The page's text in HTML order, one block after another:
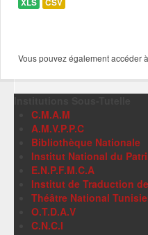
XLS CSV
Vous pouvez également accéder
C.M.A.M
A.M.V.P.P.C
Bibliothèque Nationale
Institut National du
E.N.P.F.M.C.A
Institut de Traduction
Théâtre National
O.T.D.A.V
C.N.C.I